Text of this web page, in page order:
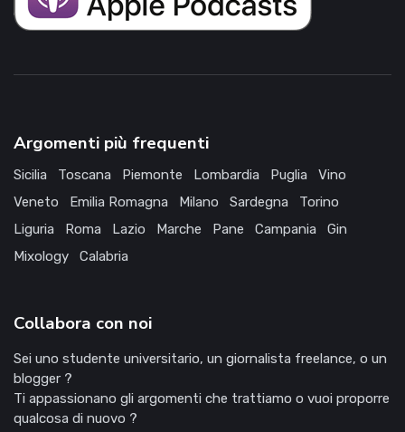
Argomenti più frequenti
Sicilia Toscana Piemonte Lombardia Puglia
Vino
Veneto
Emilia Romagna Milano Sardegna
Torino
Liguria
Roma Lazio Marche Pane Campania
Gin
Mixology
Calabria
Collabora con noi
Sei uno studente universitario, un giornalista freelance, o un
blogger ?
Ti appassionano gli argomenti che trattiamo o vuoi proporre
qualcosa di nuovo ?